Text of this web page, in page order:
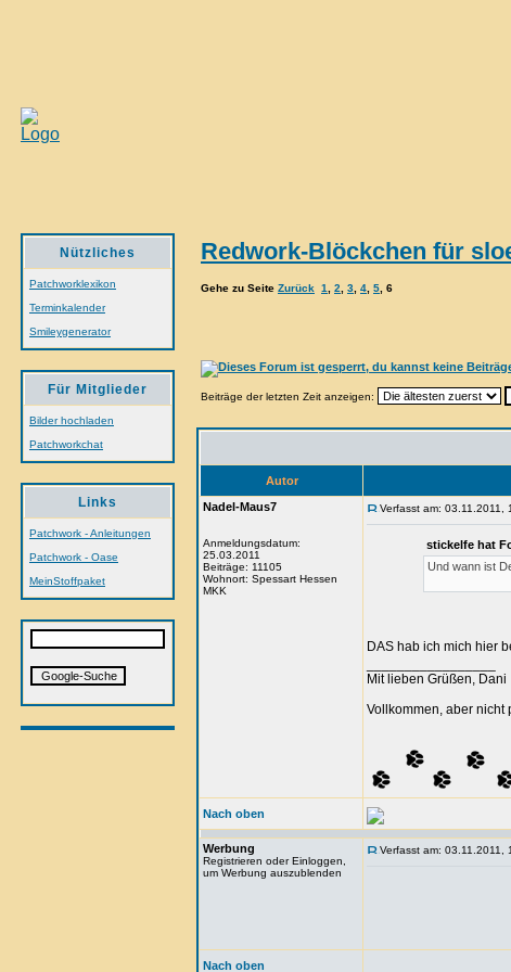
Nützliches
Patchworklexikon
Terminkalender
Smileygenerator
Für Mitglieder
Bilder hochladen
Patchworkchat
Links
Patchwork - Anleitungen
Patchwork - Oase
MeinStoffpaket
Redwork-Blöckchen für
Gehe zu Seite Zurück 1 2 3 4 5 6
Beiträge der letzten Zeit anzeigen:
Autor
Nadel-Maus7
Anmeldungsdatum:
25.03.2011
Beiträge: 11105
Wohnort: Spessart Hessen
MKK
Verfasst am: 03.11.2011,
stickelfe hat
Und wann ist
DAS hab ich mich hier
Mit lieben Grüßen, Dani
Vollkommen, aber nicht
Nach oben
Werbung
Registrieren oder Einloggen,
um Werbung auszublenden
Verfasst am: 03.11.2011,
Nach oben